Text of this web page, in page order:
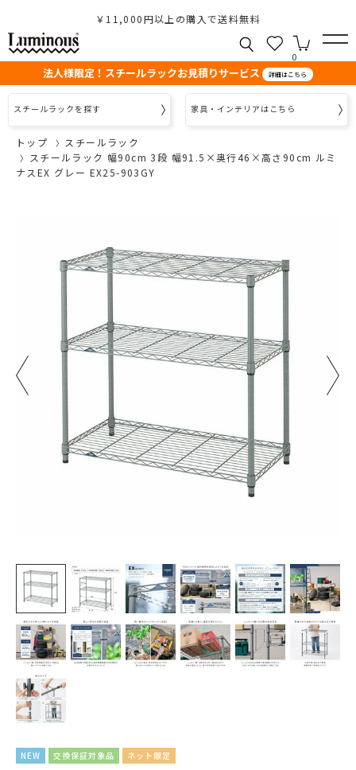
￥11,000円以上の購入で送料無料
0
法人様限定！スチールラックお見積りサービス 詳細はこちら
スチールラックを探す 家具・インテリアはこちら
トップ
スチールラック
スチールラック 幅90cm 3段 幅91.5×奥行46×高さ90cm ルミ
ナスEX グレー EX25-903GY
NEW 交換保証対象品 ネット限定